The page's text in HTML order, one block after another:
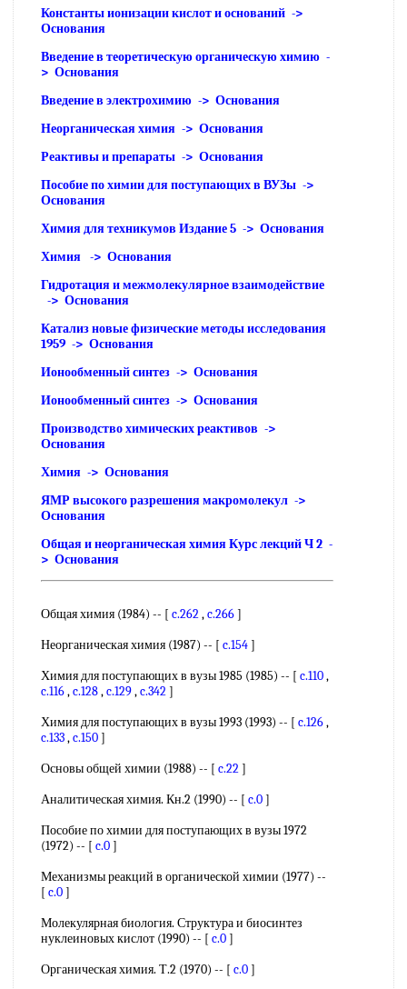
Константы ионизации кислот и оснований ->
Основания
Введение в теоретическую органическую химию -
> Основания
Введение в электрохимию -> Основания
Неорганическая химия -> Основания
Реактивы и препараты -> Основания
Пособие по химии для поступающих в ВУЗы ->
Основания
Химия для техникумов Издание 5 -> Основания
Химия -> Основания
Гидротация и межмолекулярное взаимодействие
-> Основания
Катализ новые физические методы исследования
1959 -> Основания
Ионообменный синтез -> Основания
Ионообменный синтез -> Основания
Производство химических реактивов ->
Основания
Химия -> Основания
ЯМР высокого разрешения макромолекул ->
Основания
Общая и неорганическая химия Курс лекций Ч 2 -
> Основания
Общая химия (1984) -- [ c.262,c.266]
Неорганическая химия (1987) -- [ c.154]
Химия для поступающих в вузы 1985 (1985) -- [ c.110,
c.116,c.128,c.129,c.342]
Химия для поступающих в вузы 1993 (1993) -- [ c.126,
c.133,c.150]
Основы общей химии (1988) -- [ c.22]
Аналитическая химия. Кн.2 (1990) -- [ c.0]
Пособие по химии для поступающих в вузы 1972
(1972) -- [ c.0]
Механизмы реакций в органической химии (1977) --
[ c.0]
Молекулярная биология. Структура и биосинтез
нуклеиновых кислот (1990) -- [ c.0]
Органическая химия. Т.2 (1970) -- [ c.0]